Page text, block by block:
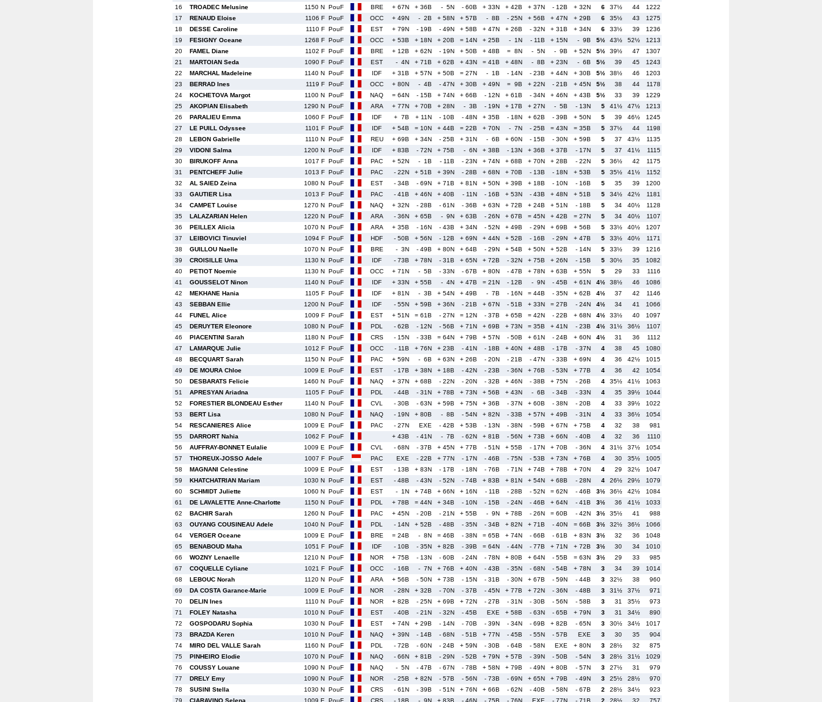
16
TROADEC Melusine 1150 N PouF BRE + 67N + 36B - 5N - 60B + 33N + 42B + 37N - 12B + 32N 6 37½ 44
1222
17
RENAUD Eloise 1106 F PouF OCC + 49N - 2B + 58N + 57B - 8B - 25N + 56B + 47N + 29B 6 35½ 43
1275
18
DESSE Caroline 1110 F PouF EST + 79N - 19B - 49N + 58B + 47N + 26B - 32N + 31B + 34N 6 33½ 39
1236
19
FESIGNY Oceane 1268 F PouF OCC + 53B + 18N + 20B = 14N + 25B - 1N - 11B + 15N - 9B 5½ 43½ 52½
1213
20
FAMEL Diane 1102 F PouF BRE + 12B + 62N - 19N + 50B + 48B = 8N - 5N - 9B + 52N 5½ 39½ 47
1307
21
MARTOIAN Seda 1090 F PouF EST - 4N + 71B + 62B + 43N = 41B + 48N - 8B + 23N - 6B 5½ 39 45
1243
22
MARCHAL Madeleine 1140 N PouF IDF + 31B + 57N + 50B = 27N - 1B - 14N - 23B + 44N + 30B 5½ 38½ 46
1203
23
BERRAD Ines 1119 F PouF OCC + 80N - 4B - 47N + 30B + 49N = 9B + 22N - 21B + 45N 5½ 38 44
1178
24
KOCHETOVA Margot 1100 N PouF NAQ = 64N - 15B + 74N + 66B - 12N + 61B - 34N + 46N + 43B 5½ 33 39
1229
25
AKOPIAN Elisabeth 1290 N PouF ARA + 77N + 70B + 28N - 3B - 19N + 17B + 27N - 5B - 13N 5 41½ 47½
1213
26
PARALIEU Emma 1060 F PouF IDF + 7B + 11N - 10B - 48N + 35B - 18N + 62B - 39B + 50N 5 39 46½
1245
27
LE PUILL Odyssee 1101 F PouF IDF + 54B = 10N + 44B = 22B + 70N - 7N - 25B = 43N = 35B 5 37½ 44
1198
28
LEBON Gabrielle 1110 N PouF REU + 69B + 34N - 25B + 31N - 6B + 60N - 15B - 30N + 59B 5 37 43½
1135
29
VIDONI Salma 1200 N PouF IDF + 83B - 72N + 75B - 6N + 38B - 13N + 36B + 37B - 17N 5 37 41½
1115
30
BIRUKOFF Anna 1017 F PouF PAC + 52N - 1B - 11B - 23N + 74N + 68B + 70N + 28B - 22N 5 36½ 42
1175
31
PENTCHEFF Julie 1013 F PouF PAC - 22N + 51B + 39N - 28B + 68N + 70B - 13B - 18N + 53B 5 35½ 41½
1152
32
AL SAIED Zeina 1080 N PouF EST - 34B - 69N + 71B + 81N + 50N + 39B + 18B - 10N - 16B 5 35 39
1200
33
GAUTIER Lisa 1013 F PouF PAC - 41B + 46N + 40B - 11N - 16B + 53N - 43B + 48N + 51B 5 34½ 42½
1181
34
CAMPET Louise 1270 N PouF NAQ + 32N - 28B - 61N - 36B + 63N + 72B + 24B + 51N - 18B 5 34 40½
1128
35
LALAZARIAN Helen 1220 N PouF ARA - 36N + 65B - 9N + 63B - 26N + 67B = 45N + 42B = 27N 5 34 40½
1107
36
PEILLEX Alicia 1070 N PouF ARA + 35B - 16N - 43B + 34N - 52N + 49B - 29N + 69B + 56B 5 33½ 40½
1207
37
LEIBOVICI Tinuviel 1094 F PouF HDF - 50B + 56N - 12B + 69N + 44N + 52B - 16B - 29N + 47B 5 33½ 40½
1171
38
GUILLOU Naelle 1070 N PouF BRE - 3N - 49B + 80N + 64B - 29N + 54B + 50N + 52B - 14N 5 33½ 39
1216
39
CROISILLE Uma 1130 N PouF IDF - 73B + 78N - 31B + 65N + 72B - 32N + 75B + 26N - 15B 5 30½ 35
1082
40
PETIOT Noemie 1130 N PouF OCC + 71N - 5B - 33N - 67B + 80N - 47B + 78N + 63B + 55N 5 29 33
1116
41
GOUSSELOT Ninon 1140 N PouF IDF + 33N + 55B - 4N + 47B = 21N - 12B - 9N - 45B + 61N 4½ 38½ 46
1086
42
MEKHANE Hania 1105 F PouF IDF + 81N - 3B + 54N + 49B - 7B - 16N = 44B - 35N + 62B 4½ 37 42
1146
43
SEBBAN Ellie 1200 N PouF IDF - 55N + 59B + 36N - 21B + 67N - 51B + 33N = 27B - 24N 4½ 34 41
1066
44
FUNEL Alice 1009 F PouF EST + 51N = 61B - 27N = 12N - 37B + 65B = 42N - 22B + 68N 4½ 33½ 40
1097
45
DERUYTER Eleonore 1080 N PouF PDL - 62B - 12N - 56B + 71N + 69B + 73N = 35B + 41N - 23B 4½ 31½ 36½
1107
46
PIACENTINI Sarah 1180 N PouF CRS - 15N - 33B = 64N + 79B + 57N - 50B + 61N - 24B + 60N 4½ 31 36
1112
47
LAMARQUE Julie 1012 F PouF OCC - 11B + 76N + 23B - 41N - 18B + 40N + 48B - 17B - 37N 4 38 45
1080
48
BECQUART Sarah 1150 N PouF PAC + 59N - 6B + 63N + 26B - 20N - 21B - 47N - 33B + 69N 4 36 42½
1015
49
DE MOURA Chloe 1009 E PouF EST - 17B + 38N + 18B - 42N - 23B - 36N + 76B - 53N + 77B 4 36 42
1054
50
DESBARATS Felicie 1460 N PouF NAQ + 37N + 68B - 22N - 20N - 32B + 46N - 38B + 75N - 26B 4 35½ 41½
1063
51
APRESYAN Ariadna 1105 F PouF PDL - 44B - 31N + 78B + 73N + 56B + 43N - 6B - 34B - 33N 4 35 39½
1044
52
FORESTIER BLONDEAU Esther 1140 N PouF CVL - 30B - 63N + 59B + 75N + 36B - 37N + 60B - 38N - 20B 4 33 39½
1022
53
BERT Lisa 1080 N PouF NAQ - 19N + 80B - 8B - 54N + 82N - 33B + 57N + 49B - 31N 4 33 36½
1054
54
RESCANIERES Alice 1009 E PouF PAC - 27N EXE - 42B + 53B - 13N - 38N - 59B + 67N + 75B 4 32 38
981
55
DARRORT Nahia 1062 F PouF + 43B - 41N - 7B - 62N + 81B - 56N + 73B + 66N - 40B 4 32 36
1110
56
AUFFRAY-BONNET Eulalie 1009 E PouF CVL - 68N - 37B + 45N + 77B - 51N + 55B - 17N + 70B - 36N 4 31½ 37½
1054
57
THOREUX-JOSSO Adele 1007 F PouF PAC EXE - 22B + 77N - 17N - 46B - 75N - 53B + 73N + 76B 4 30 35½
1005
58
MAGNANI Celestine 1009 E PouF EST - 13B + 83N - 17B - 18N - 76B - 71N + 74B + 78B + 70N 4 29 32½
1047
59
KHATCHATRIAN Mariam 1030 N PouF EST - 48B - 43N - 52N - 74B + 83B + 81N + 54N + 68B - 28N 4 26½ 29½
1079
60
SCHMIDT Juliette 1060 N PouF EST - 1N + 74B + 66N + 16N - 11B - 28B - 52N = 62N - 46B 3½ 36½ 42½
1084
61
DE LAVALETTE Anne-Charlotte 1150 N PouF PDL + 78B = 44N + 34B - 10N - 15B - 24N - 46B + 64N - 41B 3½ 36 41½
1033
62
BACHIR Sarah 1260 N PouF PAC + 45N - 20B - 21N + 55B - 9N + 78B - 26N = 60B - 42N 3½ 35½ 41
988
63
OUYANG COUSINEAU Adele 1040 N PouF PDL - 14N + 52B - 48B - 35N - 34B + 82N + 71B - 40N = 66B 3½ 32½ 36½
1066
64
VERGER Oceane 1009 E PouF BRE = 24B - 8N = 46B - 38N = 65B + 74N - 66B - 61B + 83N 3½ 32 36
1048
65
BENABOUD Maha 1051 F PouF IDF - 10B - 35N + 82B - 39B = 64N - 44N - 77B + 71N + 72B 3½ 30 34
1010
66
WOZNY Lenaelle 1210 N PouF NOR + 75B - 13N - 60B - 24N - 78N + 80B + 64N - 55B = 63N 3½ 29 33
985
67
COQUELLE Cyliane 1021 F PouF OCC - 16B - 7N + 76B + 40N - 43B - 35N - 68N - 54B + 78N 3 34 39
1014
68
LEBOUC Norah 1120 N PouF ARA + 56B - 50N + 73B - 15N - 31B - 30N + 67B - 59N - 44B 3 32½ 38
960
69
DA COSTA Garance-Marie 1009 E PouF NOR - 28N + 32B - 70N - 37B - 45N + 77B + 72N - 36N - 48B 3 31½ 37½
971
70
DELIN Ines 1110 N PouF NOR + 82B - 25N + 69B + 72N - 27B - 31N - 30B - 56N - 58B 3 31 35½
973
71
FOLEY Natasha 1010 N PouF EST - 40B - 21N - 32N - 45B EXE + 58B - 63N - 65B + 79N 3 31 34½
890
72
GOSPODARU Sophia 1030 N PouF EST + 74N + 29B - 14N - 70B - 39N - 34N - 69B + 82B - 65N 3 30½ 34½
1017
73
BRAZDA Keren 1010 N PouF NAQ + 39N - 14B - 68N - 51B + 77N - 45B - 55N - 57B EXE 3 30 35
904
74
MIRO DEL VALLE Sarah 1160 N PouF PDL - 72B - 60N - 24B + 59N - 30B - 64B - 58N EXE + 80N 3 28½ 32
875
75
PINHEIRO Elodie 1070 N PouF NAQ - 66N + 81B - 29N - 52B + 79N + 57B - 39N - 50B - 54N 3 28½ 31½
1029
76
COUSSY Louane 1090 N PouF NAQ - 5N - 47B - 67N - 78B + 58N + 79B - 49N + 80B - 57N 3 27½ 31
979
77
DRELY Emy 1090 N PouF NOR - 25B + 82N - 57B - 56N - 73B - 69N + 65N + 79B - 49N 3 25½ 28½
970
78
SUSINI Stella 1030 N PouF CRS - 61N - 39B - 51N + 76N + 66B - 62N - 40B - 58N - 67B 2 28½ 34½
923
79
CIARAVINO Selena 1009 E PouF CRS - 18B - 9N + 83B - 46N - 75B - 76N EXE - 77N - 71B 2 28½ 32 757